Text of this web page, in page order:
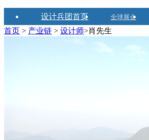
设计兵团首页 全球展会
首页 > 产业链 > 设计师>肖先生